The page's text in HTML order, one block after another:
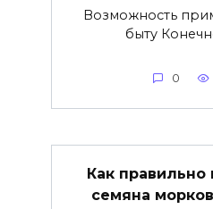
Возможность
быту
0
Как правильно
семяна